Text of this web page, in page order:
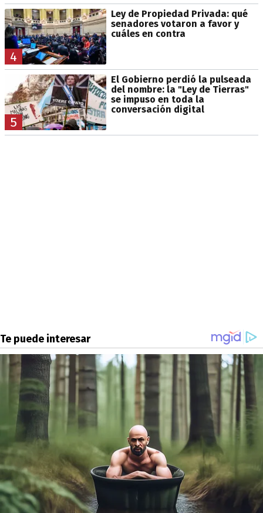
4
Ley de Propiedad Privada: qué
senadores votaron a favor y
cuáles en contra
5
El Gobierno perdió la pulseada
del nombre: la "Ley de Tierras"
se impuso en toda la
conversación digital